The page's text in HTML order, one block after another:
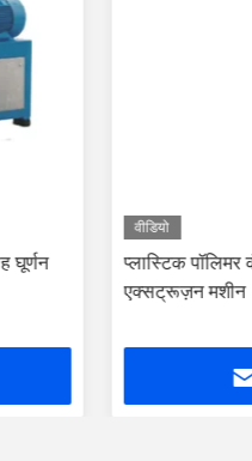
घूर्णन
वीडियो
प्लास्टिक
एक्सट्रूज़न मशीन